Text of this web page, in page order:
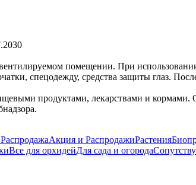
помещении. При
спецодежду, средства защиты глаз.
продуктами, лекарствами и
Акция и РаспродажиРастения
Все для орхидейДля сада и огорода